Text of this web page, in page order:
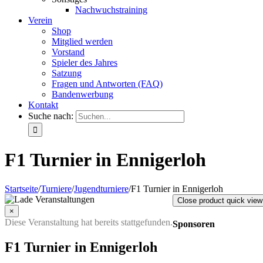
Nachwuchstraining
Verein
Shop
Mitglied werden
Vorstand
Spieler des Jahres
Satzung
Fragen und Antworten (FAQ)
Bandenwerbung
Kontakt
Suche nach:
F1 Turnier in Ennigerloh
Startseite/Turniere/Jugendturniere/F1 Turnier in Ennigerloh
×
Diese Veranstaltung hat bereits stattgefunden.
F1 Turnier in Ennigerloh
Close product quick view
Sponsoren